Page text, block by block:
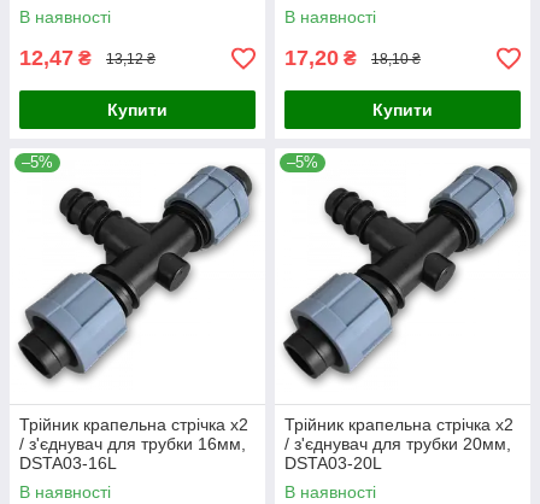
В наявності
12,47 ₴ 13,12 ₴
Купити
В наявності
17,20 ₴ 18,10 ₴
Купити
–5%
Трійник крапельна стрічка х2
/ з'єднувач для трубки 16мм,
DSTA03-16L
В наявності
–5%
Трійник крапельна стрічка х2
/ з'єднувач для трубки 20мм,
DSTA03-20L
В наявності